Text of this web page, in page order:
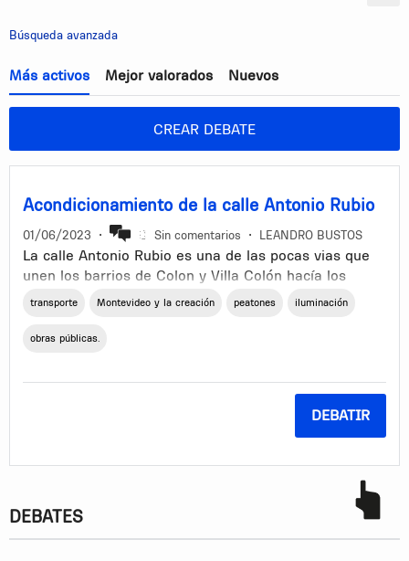
Búsqueda avanzada
Más activos Mejor valorados Nuevos
CREAR DEBATE
Acondicionamiento de la calle Antonio Rubio
01/06/2023 • Sin comentarios • LEANDRO BUSTOS
La calle Antonio Rubio es una de las pocas vias que
unen los barrios de Colon y Villa Colón hacía los
accesos de Montevideo al centro y otros barrios del
encuentra en un estado de suma peligrosidad tanto
iluminación y un puente sobre el arroyo sin ninguna
estructura de contención en sus márgenes. Transitar
por allí diariamente es un verdadero peligro como lo
transporte Montevideo y la creación peatones iluminación
obras públicas.
DEBATIR
DEBATES